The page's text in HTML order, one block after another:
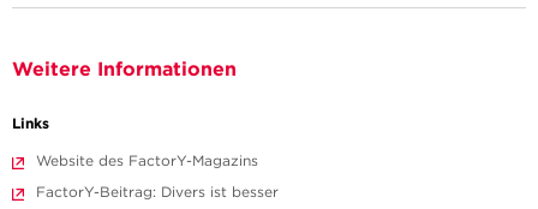
Weitere Informationen
Links
Website des FactorY-Magazins
FactorY-Beitrag: Divers ist besser